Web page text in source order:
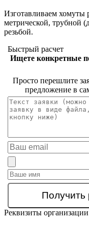
Изготавливаем хомуты
метрической, трубной
резьбой.
Быстрый расчет
Ищете конкретные
Просто перешлите
предложение в
Реквизиты